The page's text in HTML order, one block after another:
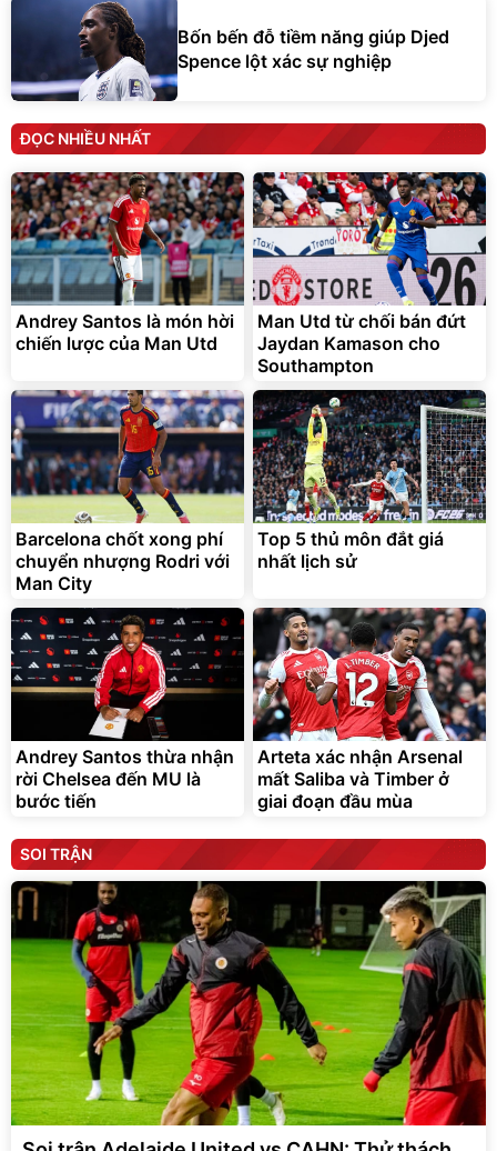
Bốn bến đỗ tiềm năng giúp Djed
Spence lột xác sự nghiệp
ĐỌC NHIỀU NHẤT
Andrey Santos là món hời
chiến lược của Man Utd
Man Utd từ chối bán đứt
Jaydan Kamason cho
Southampton
Barcelona chốt xong phí
chuyển nhượng Rodri với
Man City
Top 5 thủ môn đắt giá
nhất lịch sử
Andrey Santos thừa nhận
rời Chelsea đến MU là
bước tiến
Arteta xác nhận Arsenal
mất Saliba và Timber ở
giai đoạn đầu mùa
SOI TRẬN